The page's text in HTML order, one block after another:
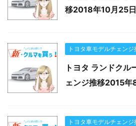
移2018年10月25日
トヨタ車モデルチェン
トヨタ ランドクル
ェンジ推移2015年
トヨタ車モデルチェン